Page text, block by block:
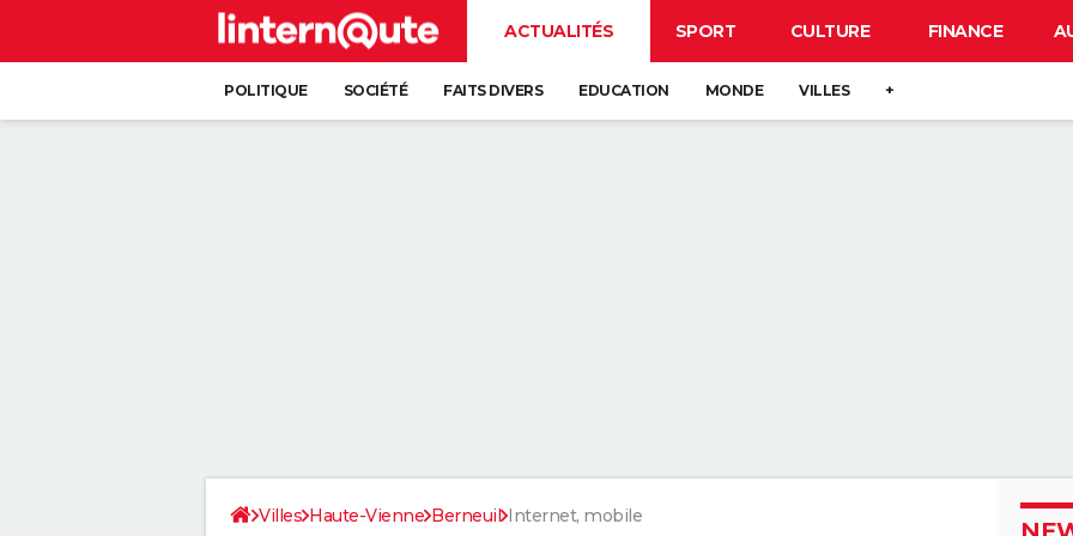
ACTUALITÉS SPORT CULTURE FINANCE
POLITIQUE SOCIÉTÉ FAITS DIVERS EDUCATION MONDE VILLES +
Villes Haute-Vienne Berneuil Internet, mobile